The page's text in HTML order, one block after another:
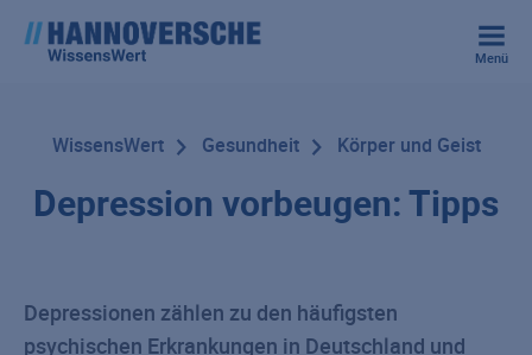
Menü
WissensWert Gesundheit Körper und Geist
Depression vorbeugen: Tipps
Depressionen zählen zu den häufigsten
psychischen Erkrankungen in Deutschland und